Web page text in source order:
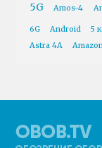
5G Amos-4
6G Android 5
Astra 4A